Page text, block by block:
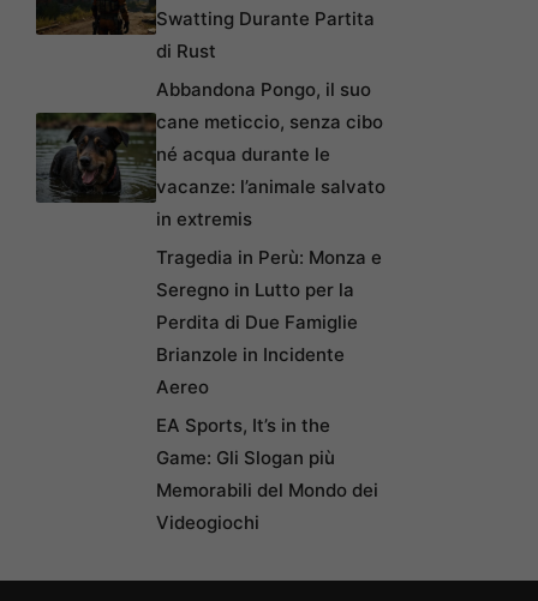
Swatting Durante Partita
di Rust
Abbandona Pongo, il suo
cane meticcio, senza cibo
né acqua durante le
vacanze: l’animale salvato
in extremis
Tragedia in Perù: Monza e
Seregno in Lutto per la
Perdita di Due Famiglie
Brianzole in Incidente
Aereo
EA Sports, It’s in the
Game: Gli Slogan più
Memorabili del Mondo dei
Videogiochi